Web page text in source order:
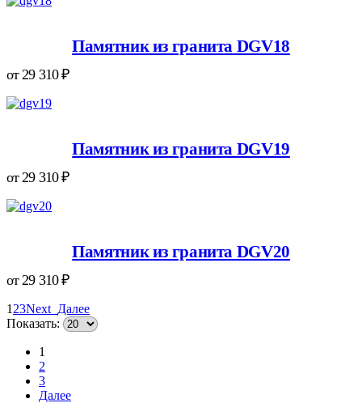
Памятник из гранита DGV18
от 29 310₽
Памятник из гранита DGV19
от 29 310₽
Памятник из гранита DGV20
от 29 310₽
1 23Next Далее
Показать:
1
2
3
Далее